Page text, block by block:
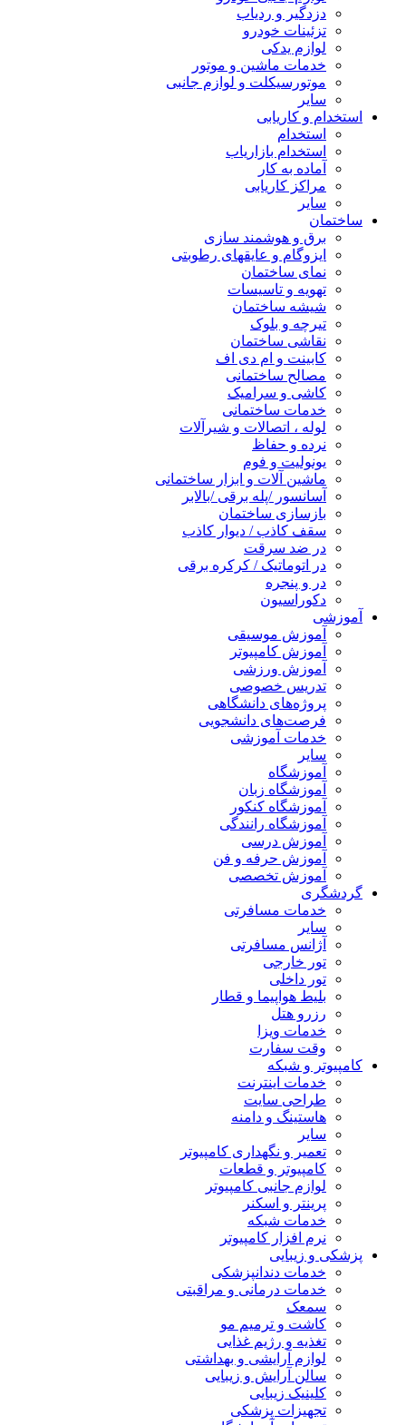
دزدگیر و ردیاب
تزئینات خودرو
لوازم یدکی
خدمات ماشین و موتور
موتورسیکلت و لوازم جانبی
سایر
استخدام و کاریابی
استخدام
استخدام بازاریاب
آماده به کار
مراکز کاریابی
سایر
ساختمان
برق و هوشمند سازی
ایزوگام و عایقهای رطوبتی
نمای ساختمان
تهویه و تاسیسات
شیشه ساختمان
تیرچه و بلوک
نقاشی ساختمان
کابینت و ام دی اف
مصالح ساختمانی
کاشی و سرامیک
خدمات ساختمانی
لوله ، اتصالات و شیرآلات
نرده و حفاظ
یونولیت و فوم
ماشین آلات و ابزار ساختمانی
آسانسور /پله برقی /بالابر
بازسازی ساختمان
سقف کاذب / دیوار کاذب
در ضد سرقت
در اتوماتیک / کرکره برقی
در و پنجره
دکوراسیون
آموزشی
آموزش موسیقی
آموزش کامپیوتر
آموزش ورزشی
تدریس خصوصی
پروژه‌های دانشگاهی
فرصت‌های دانشجویی
خدمات آموزشی
سایر
آموزشگاه
آموزشگاه زبان
آموزشگاه کنکور
آموزشگاه رانندگی
آموزش درسی
آموزش حرفه و فن
آموزش تخصصی
گردشگری
خدمات مسافرتی
سایر
آژانس مسافرتی
تور خارجی
تور داخلی
بلیط هواپیما و قطار
رزرو هتل
خدمات ویزا
وقت سفارت
کامپیوتر و شبکه
خدمات اینترنت
طراحی سایت
هاستینگ و دامنه
سایر
تعمیر و نگهداری کامپیوتر
کامپیوتر و قطعات
لوازم جانبی کامپیوتر
پرینتر و اسکنر
خدمات شبکه
نرم افزار کامپیوتر
پزشکی و زیبایی
خدمات دندانپزشکی
خدمات درمانی و مراقبتی
سمعک
کاشت و ترمیم مو
تغذیه و رژیم غذایی
لوازم آرایشی و بهداشتی
سالن آرایش و زیبایی
کلینیک زیبایی
تجهیزات پزشکی